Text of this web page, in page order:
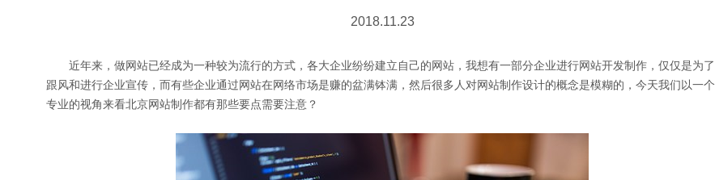
2018.11.23
近年来，做网站已经成为一种较为流行的方式，各大企业纷纷建立自己的网站，我想有一部分企业进行网站开发制作，仅仅是为了
跟风和进行企业宣传，而有些企业通过网站在网络市场是赚的盆满钵满，然后很多人对网站制作设计的概念是模糊的，今天我们以一个
专业的视角来看北京网站制作都有那些要点需要注意？